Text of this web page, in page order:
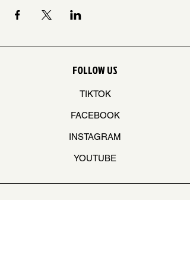
FOLLOW US
TIKTOK
FACEBOOK
INSTAGRAM
YOUTUBE